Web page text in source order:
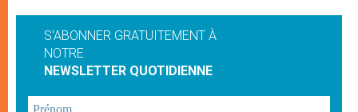
S'ABONNER GRATUITEMENT À
NOTRE
NEWSLETTER QUOTIDIENNE